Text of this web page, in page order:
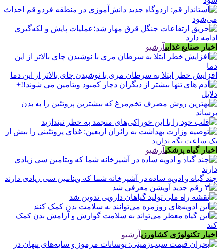
اخبار صنایع غذاییآرشیو
افزایش خطر ابتلا به سرطان مری با نوشیدن چای بالاتر از این دما
اخبار گیاه پزشکیآرشیو
چند گیاه و ادویه ساده در آشپزخانه شما که ویتامین سی زیادی دارند
اخبار تکنولوژی کشاورزیآرشیو